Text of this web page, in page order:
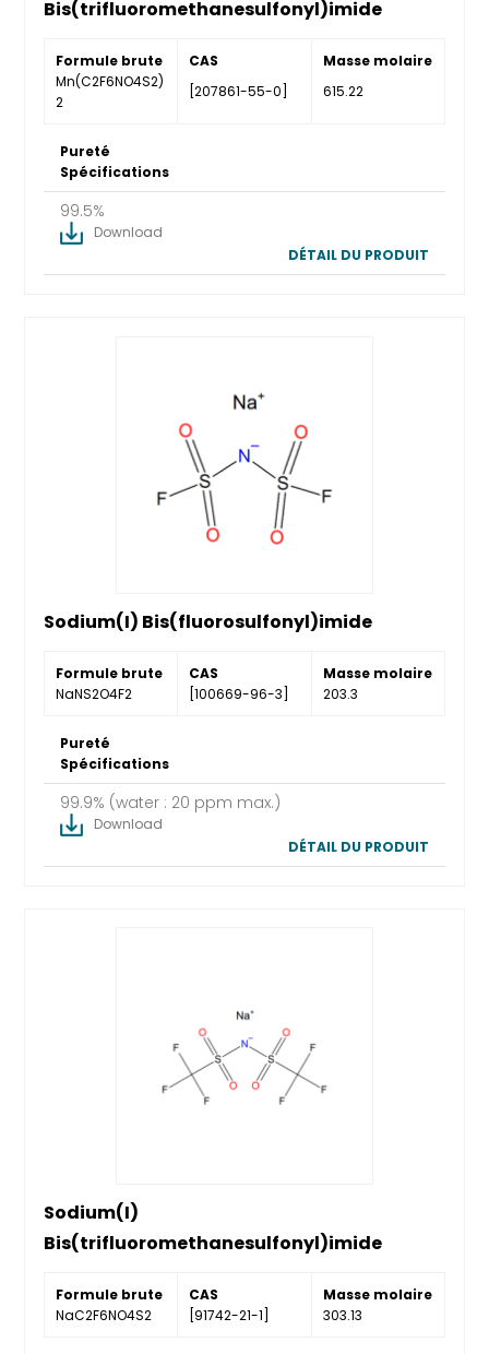
Bis(trifluoromethanesulfonyl)imide
Formule brute
Mn(C2F6NO4S2)
2
CAS
[207861-55-0]
Masse molaire
615.22
Pureté
Spécifications
99.5%
Download
DÉTAIL DU PRODUIT
Sodium(I) Bis(fluorosulfonyl)imide
Formule brute
NaNS2O4F2
CAS
[100669-96-3]
Masse molaire
203.3
Pureté
Spécifications
99.9% (water : 20 ppm max.)
Download
DÉTAIL DU PRODUIT
Sodium(I)
Bis(trifluoromethanesulfonyl)imide
Formule brute
NaC2F6NO4S2
CAS
[91742-21-1]
Masse molaire
303.13